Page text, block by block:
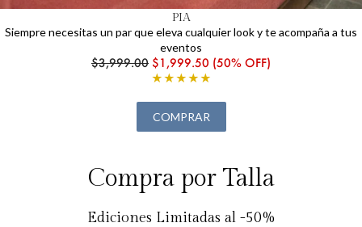
PIA
Siempre necesitas un par que eleva cualquier look y te acompaña a tus
eventos
$3,999.00 $1,999.50 (50% OFF)
★★★★★
COMPRAR
Compra por Talla
Ediciones Limitadas al -50%